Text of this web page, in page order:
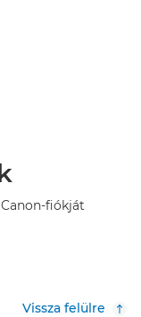
fiókját
Vissza felülre